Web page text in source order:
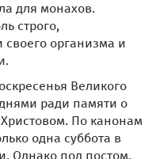
для монахов.
строго,
своего организма и
Великого
ради памяти о
По канонам
одна суббота в
Однако под постом,